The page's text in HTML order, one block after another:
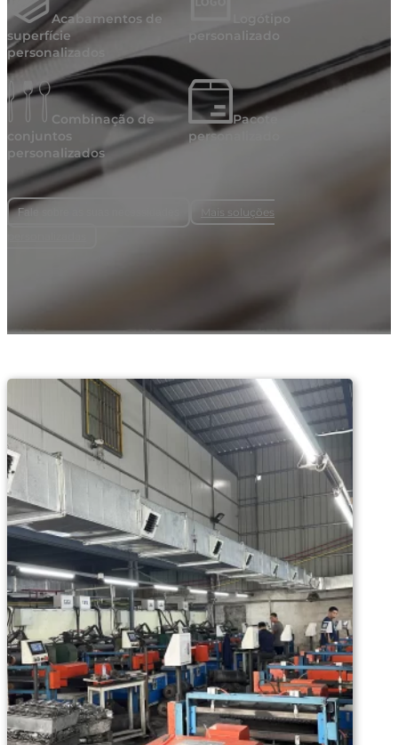
Acabamentos de
superfície
personalizados
personalizado
Combinação de
conjuntos
personalizados
Pacote
personalizado
Fale sobre as suas necessidades
Mais soluções